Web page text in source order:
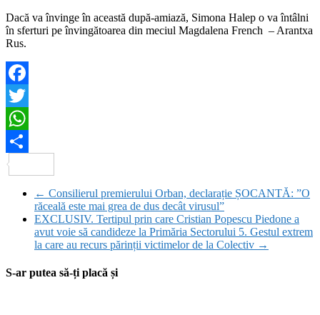
Dacă va învinge în această după-amiază, Simona Halep o va întâlni
în sferturi pe învingătoarea din meciul Magdalena French – Arantxa
Rus.
Facebook
Twitter
WhatsApp
← Consilierul premierului Orban, declarație ȘOCANTĂ: ”O
răceală este mai grea de dus decât virusul”
EXCLUSIV. Tertipul prin care Cristian Popescu Piedone a
avut voie să candideze la Primăria Sectorului 5. Gestul extrem
la care au recurs părinții victimelor de la Colectiv →
S-ar putea să-ți placă și